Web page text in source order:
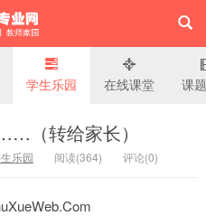
专业网
学生乐园 在线课堂 课
（转给家长）
乐园 阅读(364) 评论(0)